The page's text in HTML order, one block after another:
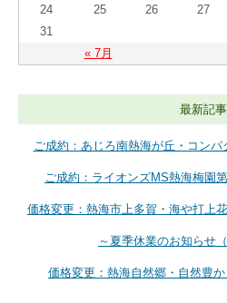
« 7月
24
25 26 27
31
最新記事
ご成約：あじろ南熱海が丘・コンパ
ご成約：ライオンズMS熱海梅園
価格変更：熱海市上多賀・海や打上
～夏季休業のお知らせ
価格変更：熱海自然郷・自然豊か